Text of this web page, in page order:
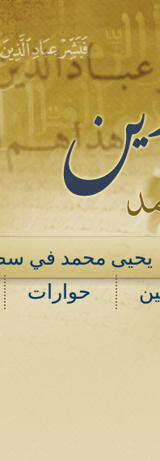
يحيى محمد في
حوارات